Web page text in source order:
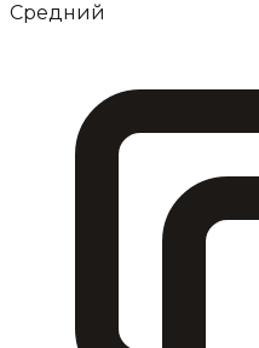
Средний